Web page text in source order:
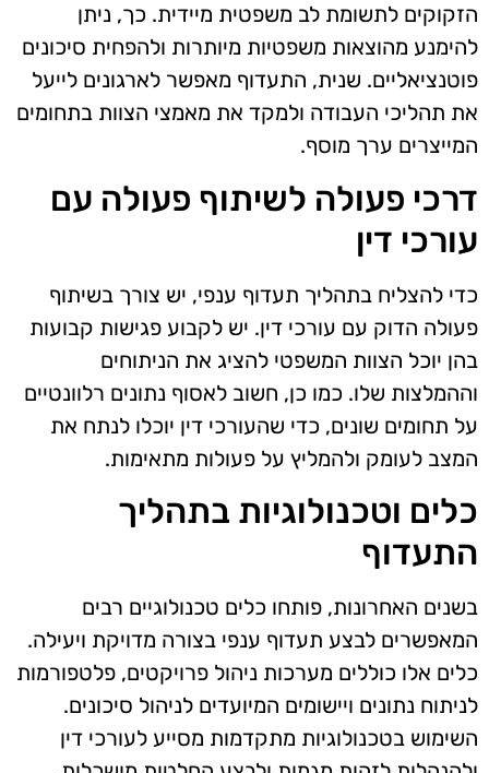
הזקוקים לתשומת לב משפטית מיידית. כך, ניתן
להימנע מהוצאות משפטיות מיותרות ולהפחית סיכונים
פוטנציאליים. שנית, התעדוף מאפשר לארגונים לייעל
את תהליכי העבודה ולמקד את מאמצי הצוות בתחומים
המייצרים ערך מוסף.
דרכי פעולה לשיתוף פעולה עם
עורכי דין
כדי להצליח בתהליך תעדוף ענפי, יש צורך בשיתוף
פעולה הדוק עם עורכי דין. יש לקבוע פגישות קבועות
בהן יוכל הצוות המשפטי להציג את הניתוחים
וההמלצות שלו. כמו כן, חשוב לאסוף נתונים רלוונטיים
על תחומים שונים, כדי שהעורכי דין יוכלו לנתח את
המצב לעומק ולהמליץ על פעולות מתאימות.
כלים וטכנולוגיות בתהליך
התעדוף
בשנים האחרונות, פותחו כלים טכנולוגיים רבים
המאפשרים לבצע תעדוף ענפי בצורה מדויקת ויעילה.
כלים אלו כוללים מערכות ניהול פרויקטים, פלטפורמות
לניתוח נתונים ויישומים המיועדים לניהול סיכונים.
השימוש בטכנולוגיות מתקדמות מסייע לעורכי דין